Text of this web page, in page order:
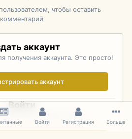
чтобы оставить
комментарий
аккаунт
получения аккаунта. Это просто!
аккаунт
Войти
Войдите здесь.
Войти Регистрация Больше